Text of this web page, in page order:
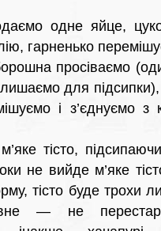
одне яйце,
гарненько
просіваємо
для
і з’єднуємо з
тісто,
не вийде м’яке
тісто буде трохи
— не